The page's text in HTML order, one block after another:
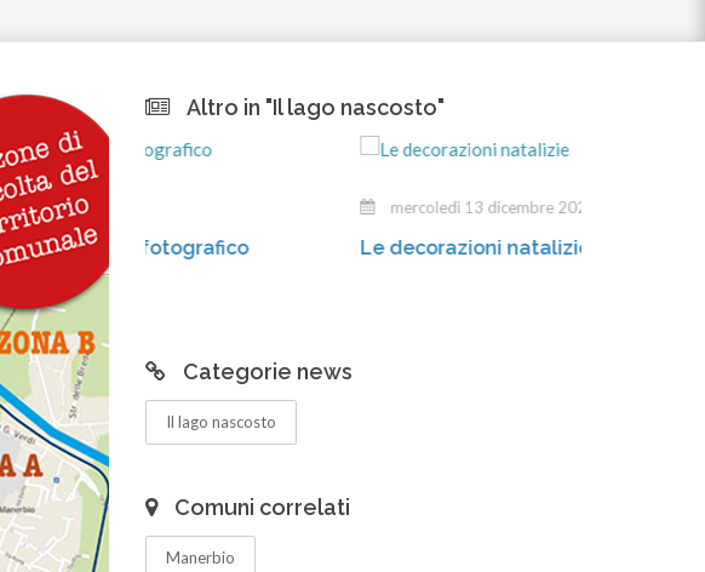
Altro in "Il lago nascosto"
mercoledì 13 dicembre 2023
Le decorazioni natalizie
Categorie news
Il lago nascosto
Comuni correlati
Manerbio